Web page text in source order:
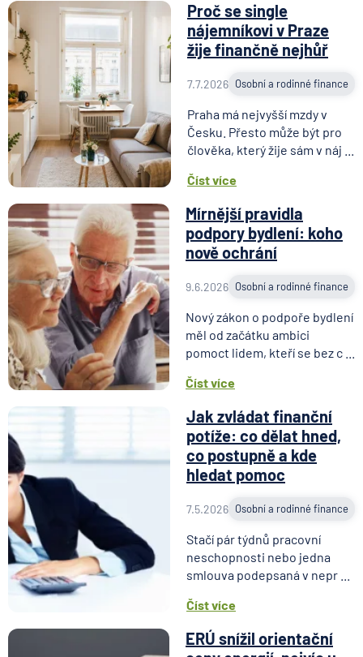
Proč se single
nájemníkovi v Praze
žije finančně nejhůř
7.7.2026 Osobní a rodinné finance
Praha má nejvyšší mzdy v
Česku. Přesto může být pro
člověka, který žije sám v náj ...
Číst více
Mírnější pravidla
podpory bydlení: koho
nově ochrání
9.6.2026 Osobní a rodinné finance
Nový zákon o podpoře bydlení
měl od začátku ambici
pomoct lidem, kteří se bez c ...
Číst více
Jak zvládat finanční
potíže: co dělat hned,
co postupně a kde
hledat pomoc
7.5.2026 Osobní a rodinné finance
Stačí pár týdnů pracovní
neschopnosti nebo jedna
smlouva podepsaná v nepr ...
Číst více
ERÚ snížil orientační